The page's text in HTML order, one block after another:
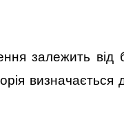
залежить від